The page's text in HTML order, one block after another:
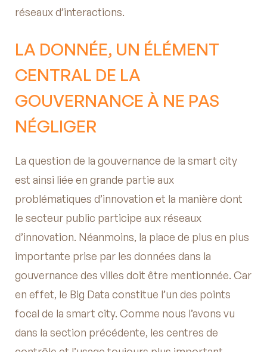
réseaux d’interactions.
LA DONNÉE, UN ÉLÉMENT
CENTRAL DE LA
GOUVERNANCE À NE PAS
NÉGLIGER
La question de la gouvernance de la smart city
est ainsi liée en grande partie aux
problématiques d’innovation et la manière dont
le secteur public participe aux réseaux
d’innovation. Néanmoins, la place de plus en plus
importante prise par les données dans la
gouvernance des villes doit être mentionnée. Car
en effet, le Big Data constitue l’un des points
focal de la smart city. Comme nous l’avons vu
dans la section précédente, les centres de